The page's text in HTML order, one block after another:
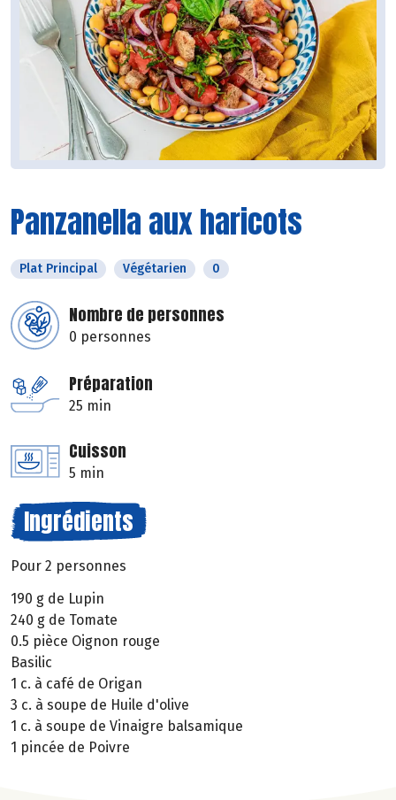
Panzanella aux haricots
Plat Principal Végétarien 0
Nombre de personnes
0 personnes
Préparation
25 min
Cuisson
5 min
Ingrédients
Pour 2 personnes
190 g de Lupin
240 g de Tomate
0.5 pièce Oignon rouge
Basilic
1 c. à café de Origan
3 c. à soupe de Huile d'olive
1 c. à soupe de Vinaigre balsamique
1 pincée de Poivre